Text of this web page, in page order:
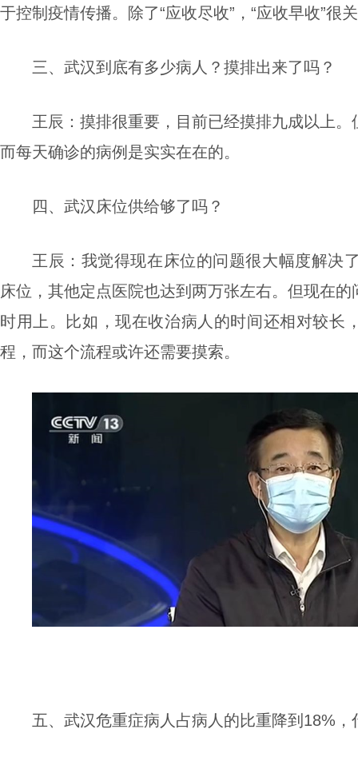
于控制疫情传播。 除了“应收尽收”，“应收早收”很
三、武汉到底有多少病人？摸排出来了吗？
王辰：摸排很重要， 目前已经摸排九成以上。
而每天确诊的病例是实实在在的。
四、武汉床位供给够了吗？
王辰： 我觉得现在床位的问题很大幅度解决
床位，其他定点医院也达到两万张左右。但现在
时用上。比如，现在收治病人的时间还相对较长
程，而这个流程或许还需要摸索。
五、武汉危重症病人占病人的比重降到18%，